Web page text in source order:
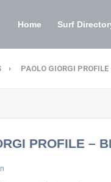
Home Surf
PAOLO GIORGI
PROFILE –